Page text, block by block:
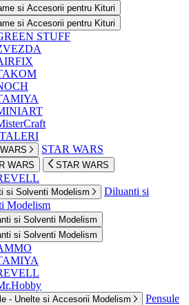
si Accesorii pentru Kituri
si Accesorii pentru Kituri
STUFF
STAR WARS
WARS STAR WARS
si Solventi Modelism
Diluanti si
Modelism
si Solventi Modelism
si Solventi Modelism
- Unelte si Accesorii Modelism
Pensule